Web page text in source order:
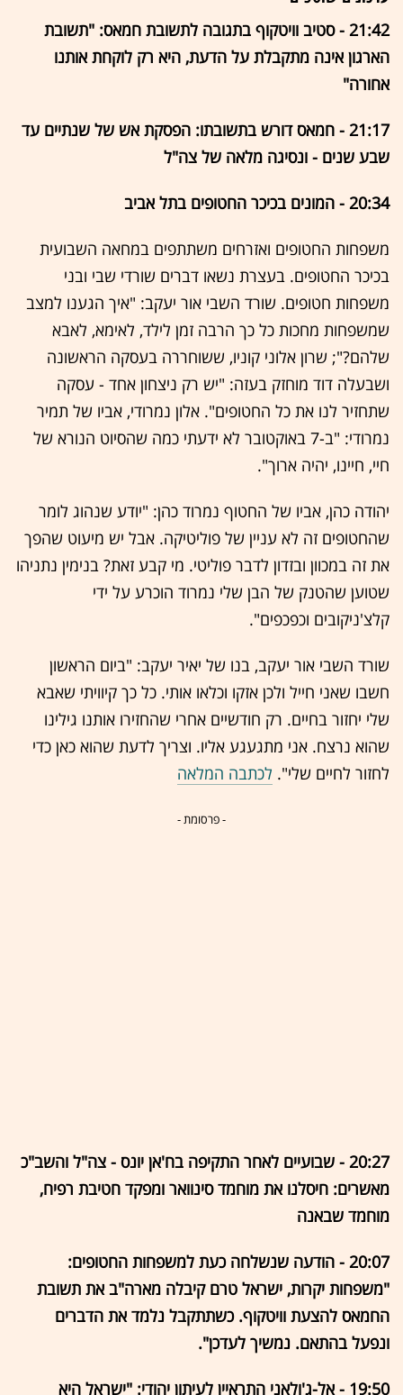
21:42 - סטיב וויטקוף בתגובה לתשובת חמאס: "תשובת
הארגון אינה מתקבלת על הדעת, היא רק לוקחת אותנו
אחורה"
21:17 - חמאס דורש בתשובתו: הפסקת אש של שנתיים עד
שבע שנים - ונסיגה מלאה של צה"ל
20:34 - המונים בכיכר החטופים בתל אביב
משפחות החטופים ואזרחים משתתפים במחאה השבועית
בכיכר החטופים. בעצרת נשאו דברים שורדי שבי ובני
משפחות חטופים. שורד השבי אור יעקב: "איך הגענו למצב
שמשפחות מחכות כל כך הרבה זמן לילד, לאימא, לאבא
שלהם?"; שרון אלוני קוניו, ששוחררה בעסקה הראשונה
ושבעלה דוד מוחזק בעזה: "יש רק ניצחון אחד - עסקה
שתחזיר לנו את כל החטופים". אלון נמרודי, אביו של תמיר
נמרודי: "ב-7 באוקטובר לא ידעתי כמה שהסיוט הנורא של
חיי, חיינו, יהיה ארוך".
יהודה כהן, אביו של החטוף נמרוד כהן: "יודע שנהוג לומר
שהחטופים זה לא עניין של פוליטיקה. אבל יש מיעוט שהפך
את זה במכוון ובזדון לדבר פוליטי. מי קבע זאת? בנימין נתניהו
שטוען שהטנק של הבן שלי נמרוד הוכרע על ידי
קלצ'ניקובים וכפכפים".
שורד השבי אור יעקב, בנו של יאיר יעקב: "ביום הראשון
חשבו שאני חייל ולכן אזקו וכלאו אותי. כל כך קיוויתי שאבא
שלי יחזור בחיים. רק חודשיים אחרי שהחזירו אותנו גילינו
שהוא נרצח. אני מתגעגע אליו. וצריך לדעת שהוא כאן כדי
לחזור לחיים שלי". לכתבה המלאה
- פרסומת -
20:27 - שבועיים לאחר התקיפה בח'אן יונס - צה"ל והשב"כ
מאשרים: חיסלנו את מוחמד סינוואר ומפקד חטיבת רפיח,
מוחמד שבאנה
20:07 - הודעה שנשלחה כעת למשפחות החטופים:
"משפחות יקרות, ישראל טרם קיבלה מארה"ב את תשובת
החמאס להצעת וויטקוף. כשתתקבל נלמד את הדברים
ונפעל בהתאם. נמשיך לעדכן".
19:50 - אל-ג'ולאני התראיין לעיתון יהודי: "ישראל היא